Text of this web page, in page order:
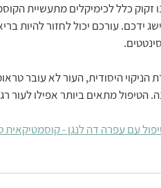
זקוק כלל לכימיקלים מתעשיית
ידכם. עורכם יכול לחזור להיות
הניקוי היסודית, העור לא עובר
הטיפול מתאים ביותר אפילו לעור
עם עפרה דה לנגן - קוסמטיקאית